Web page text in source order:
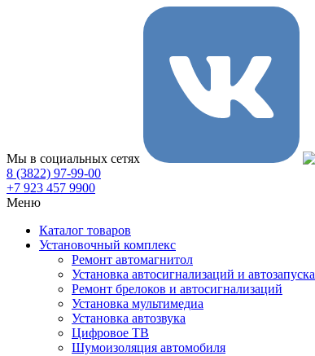
Мы в социальных сетях
8 (3822) 97-99-00
+7 923 457 9900
Меню
Каталог товаров
Установочный комплекс
Ремонт автомагнитол
Установка автосигнализаций и автозапуска
Ремонт брелоков и автосигнализаций
Установка мультимедиа
Установка автозвука
Цифровое ТВ
Шумоизоляция автомобиля